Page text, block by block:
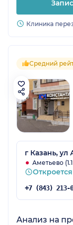
Клиника
Средний
г Казань, ул
Аметьево
Анализ на